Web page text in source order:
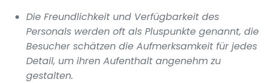
Die Freundlichkeit und Verfügbarkeit des
Personals werden oft als Pluspunkte genannt, die
Besucher schätzen die Aufmerksamkeit für jedes
Detail, um ihren Aufenthalt angenehm zu
gestalten.